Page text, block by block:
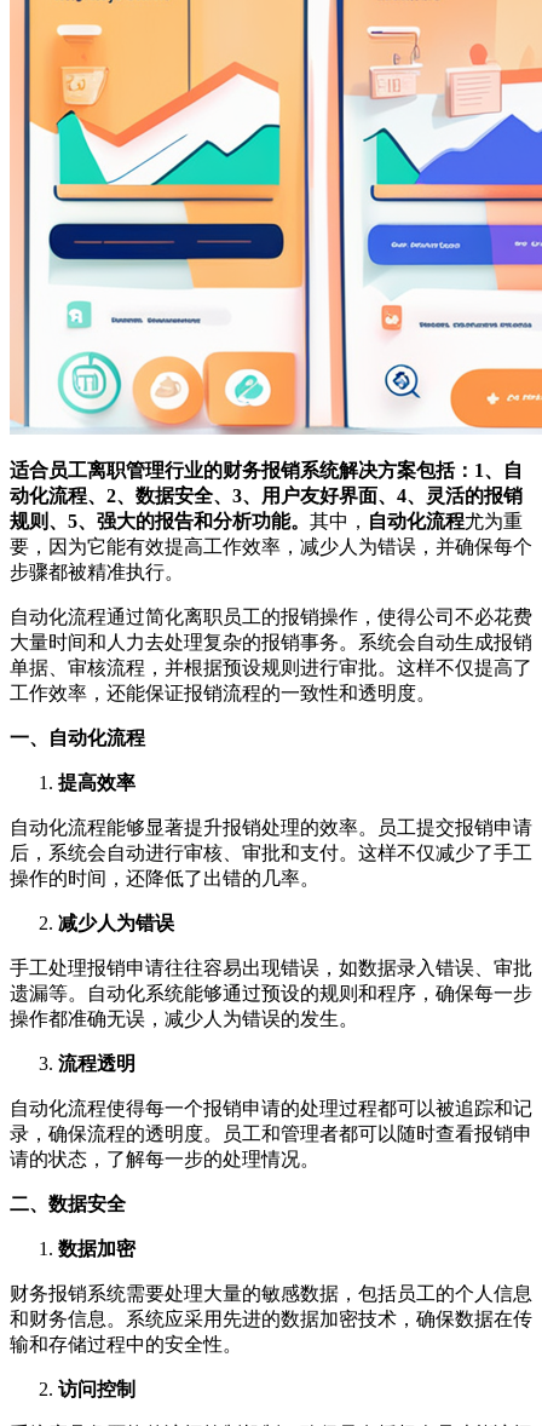
适合员工离职管理行业的财务报销系统解决方案包括：1、自
动化流程、2、数据安全、3、用户友好界面、4、灵活的报销
规则、5、强大的报告和分析功能。 其中， 自动化流程尤为重
要，因为它能有效提高工作效率，减少人为错误，并确保每个
步骤都被精准执行。
自动化流程通过简化离职员工的报销操作，使得公司不必花费
大量时间和人力去处理复杂的报销事务。系统会自动生成报销
单据、审核流程，并根据预设规则进行审批。这样不仅提高了
工作效率，还能保证报销流程的一致性和透明度。
一、自动化流程
提高效率
自动化流程能够显著提升报销处理的效率。员工提交报销申请
后，系统会自动进行审核、审批和支付。这样不仅减少了手工
操作的时间，还降低了出错的几率。
减少人为错误
手工处理报销申请往往容易出现错误，如数据录入错误、审批
遗漏等。自动化系统能够通过预设的规则和程序，确保每一步
操作都准确无误，减少人为错误的发生。
流程透明
自动化流程使得每一个报销申请的处理过程都可以被追踪和记
录，确保流程的透明度。员工和管理者都可以随时查看报销申
请的状态，了解每一步的处理情况。
二、数据安全
数据加密
财务报销系统需要处理大量的敏感数据，包括员工的个人信息
和财务信息。系统应采用先进的数据加密技术，确保数据在传
输和存储过程中的安全性。
访问控制